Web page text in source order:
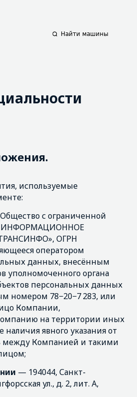
Найти машины
используемые
с ограниченной
ИНФОРМАЦИОННОЕ
ОГРН
оператором
данных, внесённым
уполномоченного органа
персональных данных
номером 78−20−7 283, или
Компании,
на территории иных
наличия явного указания от
между Компанией и такими
— 194044, Санкт-
ул., д. 2, лит. А,